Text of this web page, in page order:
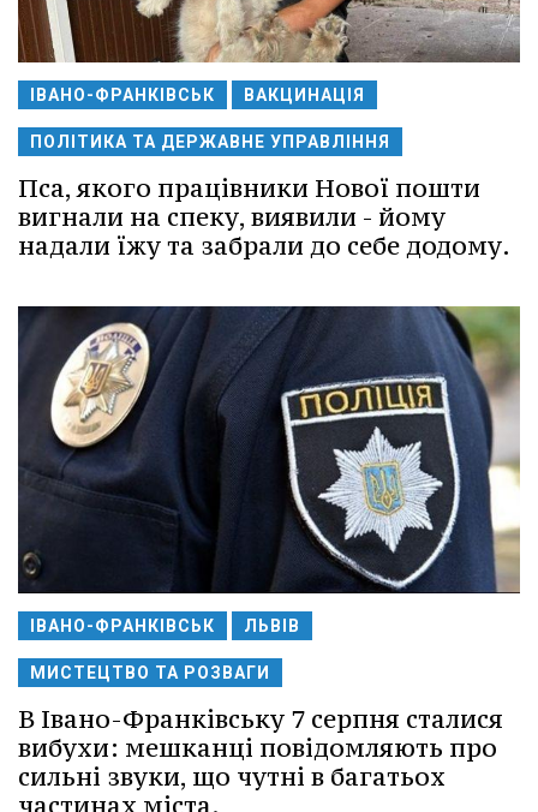
ІВАНО-ФРАНКІВСЬК ВАКЦИНАЦІЯ
ПОЛІТИКА ТА ДЕРЖАВНЕ УПРАВЛІННЯ
Пса, якого працівники Нової пошти
вигнали на спеку, виявили - йому
надали їжу та забрали до себе додому.
ІВАНО-ФРАНКІВСЬК ЛЬВІВ
МИСТЕЦТВО ТА РОЗВАГИ
В Івано-Франківську 7 серпня сталися
вибухи: мешканці повідомляють про
сильні звуки, що чутні в багатьох
частинах міста.